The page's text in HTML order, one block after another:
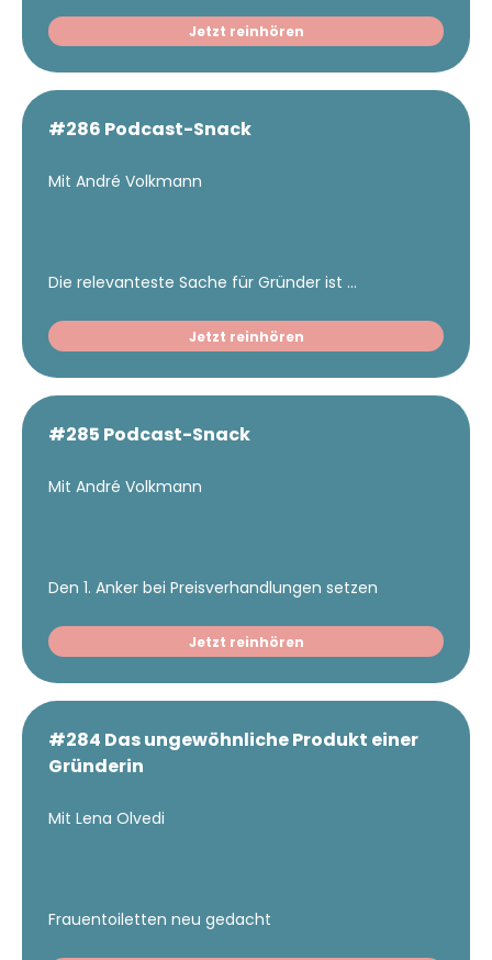
Jetzt reinhören
#286 Podcast-Snack
Mit André Volkmann
Die relevanteste Sache für Gründer ist ...
Jetzt reinhören
#285 Podcast-Snack
Mit André Volkmann
Den 1. Anker bei Preisverhandlungen setzen
Jetzt reinhören
#284 Das ungewöhnliche Produkt einer
Gründerin
Mit Lena Olvedi
Frauentoiletten neu gedacht